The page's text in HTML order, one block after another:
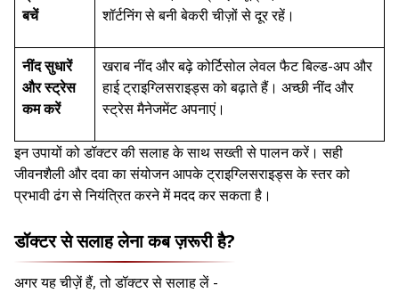
बचें
शॉर्टनिंग से बनी बेकरी चीज़ों से दूर रहें।
नींद सुधारें
और स्ट्रेस
कम करें
खराब नींद और बढ़े कोर्टिसोल लेवल फैट बिल्ड-अप और
हाई ट्राइग्लिसराइड्स को बढ़ाते हैं। अच्छी नींद और
स्ट्रेस मैनेजमेंट अपनाएं।
इन उपायों को डॉक्टर की सलाह के साथ सख्ती से पालन करें। सही
जीवनशैली और दवा का संयोजन आपके ट्राइग्लिसराइड्स के स्तर को
प्रभावी ढंग से नियंत्रित करने में मदद कर सकता है।
डॉक्टर से सलाह लेना कब ज़रूरी है?
अगर यह चीज़ें हैं, तो डॉक्टर से सलाह लें -